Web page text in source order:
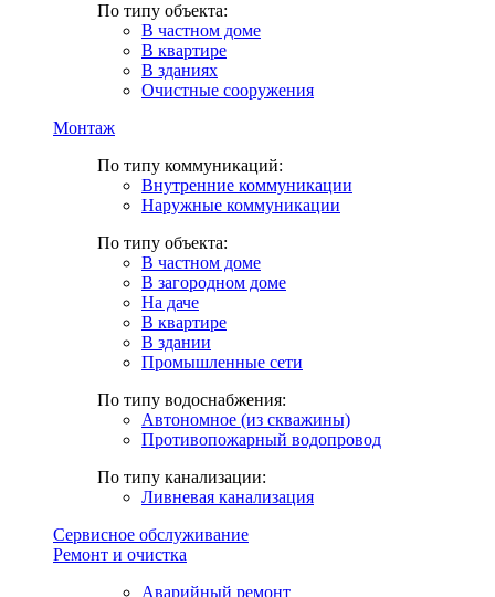
По типу объекта:
В частном доме
В квартире
В зданиях
Очистные сооружения
Монтаж
По типу коммуникаций:
Внутренние коммуникации
Наружные коммуникации
По типу объекта:
В частном доме
В загородном доме
На даче
В квартире
В здании
Промышленные сети
По типу водоснабжения:
Автономное (из скважины)
Противопожарный водопровод
По типу канализации:
Ливневая канализация
Сервисное обслуживание
Ремонт и очистка
Аварийный ремонт